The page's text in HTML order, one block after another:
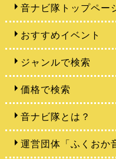
音ナビ隊トップペー
おすすめイベント
ジャンルで検索
価格で検索
音ナビ隊とは？
運営団体「ふくおか